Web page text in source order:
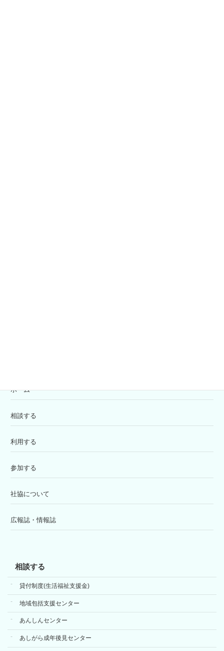
ホーム
相談する
利用する
参加する
社協について
広報誌・情報誌
相談する
貸付制度(生活福祉支援金)
地域包括支援センター
あんしんセンター
あしがら成年後見センター